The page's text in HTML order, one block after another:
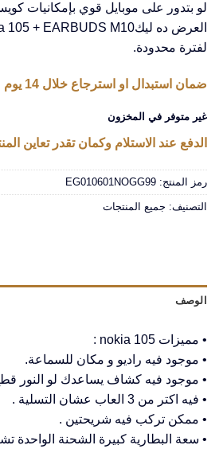
لو بتدور على موبايل قوي بإمكانيات
لفترة محدودة.
ضمان استبدال او استرجاع خلال 14 يوم من استلام المنتج
غير متوفر في المخزون
الدفع عند الاستلام وكمان تقدر تعاين
رمز المنتج: EG010601NOGG99
التصنيف: جميع المنتجات
الوصف
• مميزات nokia 105 :
• موجود فيه راديو و مكان للسماعة.
• موجود فيه كشاف يساعدك لو النور
• فيه اكتر من 3 العاب عشان التسلية .
• ممكن تركب فيه شريحتين .